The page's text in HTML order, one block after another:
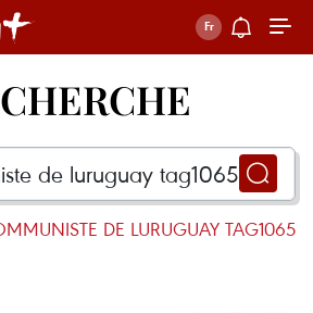
DE LURUGUAY TAG1065